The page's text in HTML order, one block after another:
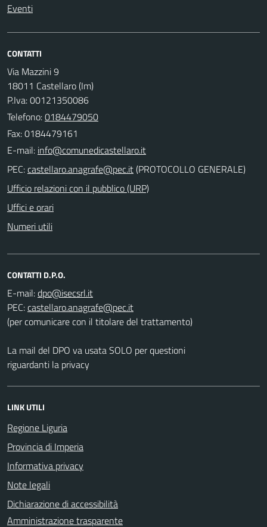
Eventi
CONTATTI
Via Mazzini 9
18011 Castellaro (Im)
P.Iva: 00121350086
Telefono:0184479050
Fax: 0184479161
E-mail:
PEC:
(PROTOCOLLO GENERALE)
Ufficio relazioni con il pubblico (URP)
Uffici e orari
Numeri utili
CONTATTI D.P.O.
E-mail:
PEC:
(per comunicare con il titolare del trattamento)
La mail del DPO va usata SOLO per questioni
riguardanti la privacy
LINK UTILI
Regione Liguria
Provincia di Imperia
Informativa privacy
Note legali
Dichiarazione di accessibilità
Amministrazione trasparente